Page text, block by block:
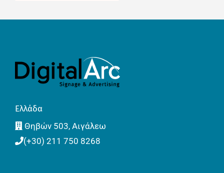
Ελλάδα
Θηβών 503, Αιγάλεω
(+30) 211 750 8268